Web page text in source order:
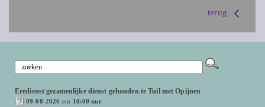
terug
Eredienst gezamenlijke dienst gehouden te Tuil met Opijnen
09-08-2026 om 10:00 uur